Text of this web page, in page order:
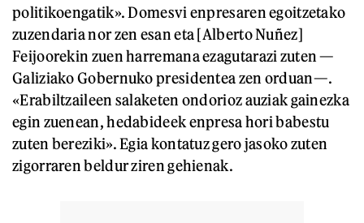
politikoengatik». Domesvi enpresaren egoitzetako
zuzendaria nor zen esan eta [Alberto Nuñez]
Feijoorekin zuen harremana ezagutarazi zuten —
Galiziako Gobernuko presidentea zen orduan—.
«Erabiltzaileen salaketen ondorioz auziak gainezka
egin zuenean, hedabideek enpresa hori babestu
zuten bereziki». Egia kontatuz gero jasoko zuten
zigorraren beldur ziren gehienak.